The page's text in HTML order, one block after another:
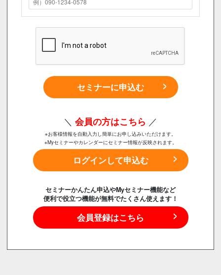
セミナーに申込む
＼ 会員の方はこちら ／
※お客様情報を自動入力し簡単にお申し込みいただけます。
※Myセミナーやカレンダーにセミナー情報が反映されます。
ログインして申込む
セミナーかんたん申込やMyセミナー機能など
便利で役立つ機能が無料でたくさん使えます！
会員登録はこちら